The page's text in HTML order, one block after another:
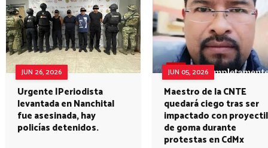
JUN 26, 2026
Urgente |Periodista
levantada en Nanchital
fue asesinada, hay
policías detenidos.
JUN 05, 2026
Maestro de la CNTE
quedará ciego tras ser
impactado con proyectil
de goma durante
protestas en CdMx